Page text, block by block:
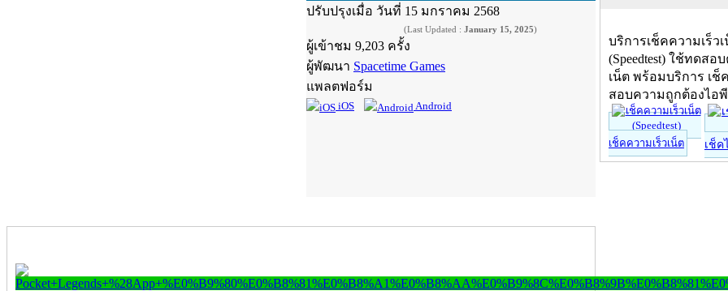
ปรับปรุงเมื่อ วันที่ 15 มกราคม 2568
(Last Updated : January 15, 2025)
ผู้เข้าชม 9,203 ครั้ง
ผู้พัฒนา Spacetime Games
แพลตฟอร์ม
iOS Android
บริการเช็คความเร็ว
(Speedtest) ใช้ทดสอ
เน็ต พร้อมบริการ เช็
สอบความถูกต้องไอ
เช็คความเร็วเน็ต เช็ค